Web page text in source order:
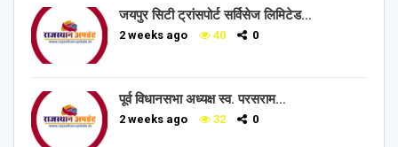
जयपुर सिटी ट्रांसपोर्ट सर्विसेज लिमिटेड…
2 weeks ago 40 0
पूर्व विधानसभा अध्यक्ष स्व. परसराम…
2 weeks ago 32 0